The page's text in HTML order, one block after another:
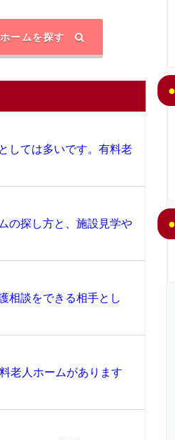
ームを探す
しては多いです。有料老
の探し方と、施設見学や
相談をできる相手とし
老人ホームがあります